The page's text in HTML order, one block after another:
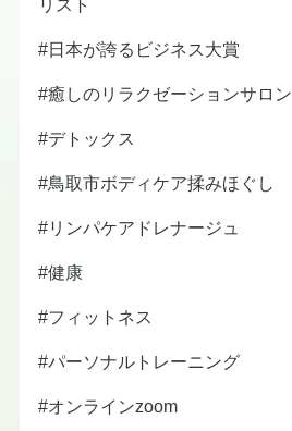
リスト
#日本が誇るビジネス大賞
#癒しのリラクゼーションサロン
#デトックス
#鳥取市ボディケア揉みほぐし
#リンパケアドレナージュ
#健康
#フィットネス
#パーソナルトレーニング
#オンラインzoom